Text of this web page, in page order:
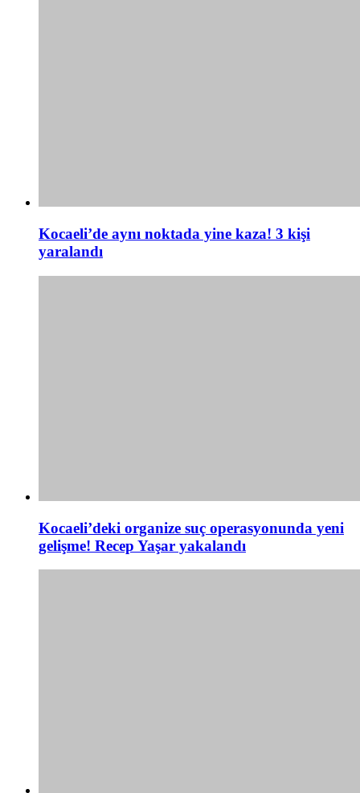
Kocaeli’de aynı noktada yine kaza! 3 kişi
yaralandı
Kocaeli’deki organize suç operasyonunda yeni
gelişme! Recep Yaşar yakalandı